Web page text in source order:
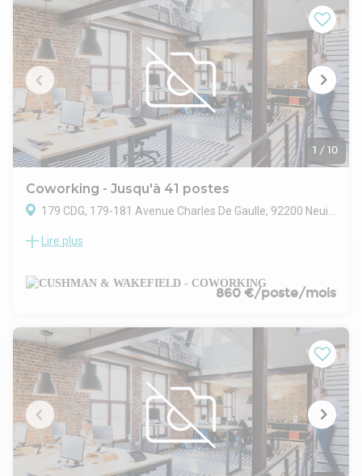
1 / 10
Coworking - Jusqu'à 41 postes
179 CDG, 179-181 Avenue Charles De Gaulle, 92200 Neuilly-sur-Seine
Intégrez un immeuble neuf entouré de verdures et de
Optez pour une location de bureaux privés en prestations de
services à Pont de Neuilly, dans ce centre de coworking
en plein coeur de Paris, offrant un environnement de travail
lumineux et verdoyant. Capable d'accueillir jusqu'à 750
professionnels, il dispose de bureaux privatifs avec balcons,
de salles de réunion tout équipées et d'espaces communs
propices à l'échange et à la collaboration.
En plus des bureaux aménagés, vous avez un accès à de
nombreux services de grand standing :
- salle de sport
- douches
Lire plus
860 €/poste/mois